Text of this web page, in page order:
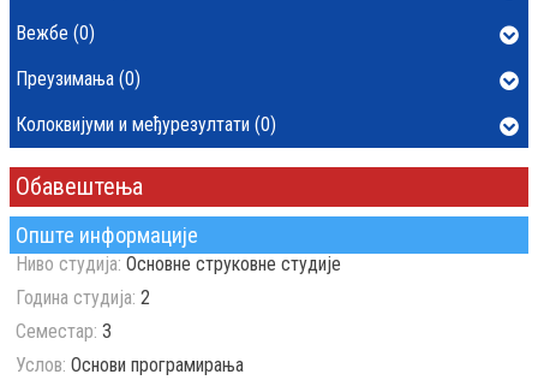
Опште информације
Ниво студија: Основне струковне студије
Година студија: 2
Семестар: 3
Услов: Oснови програмирања
Вежбе (0)
Преузимања (0)
Колоквијуми и међурезултати (0)
Обавештења